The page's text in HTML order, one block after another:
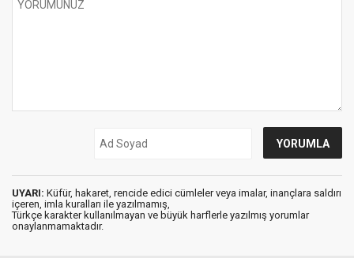
UYARI: Küfür, hakaret, rencide edici cümleler veya imalar, inançlara saldırı
içeren, imla kuralları ile yazılmamış,
Türkçe karakter kullanılmayan ve büyük harflerle yazılmış yorumlar
onaylanmamaktadır.